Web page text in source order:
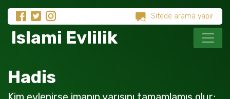
Islami Evlilik
Hadis
Kim evlenirse imanın yarısını tamamlamış olur;